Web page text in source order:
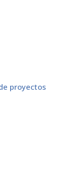
Y
DE RECURSO
DE TAREAS Y
DE UNA TAREA
CONFLICTOS
proyectos